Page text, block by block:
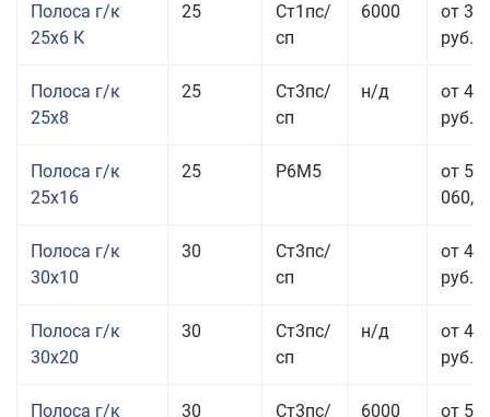
Полоса г/к
25x6 К
25
Ст1пс/
сп
6000
от 35
руб.
Полоса г/к
25x8
25
Ст3пс/
сп
н/д
от 44
руб.
Полоса г/к
25x16
25 Р6М5
от
Полоса г/к
30x10
30
Ст3пс/
сп
от 46
руб.
Полоса г/к
30x20
30
Ст3пс/
сп
н/д
от 44
руб.
Полоса г/к 30 Ст3пс/ 6000 от 50